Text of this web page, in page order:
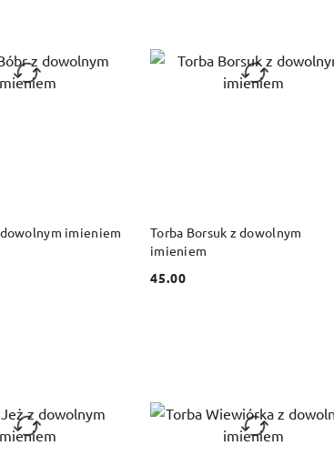
imieniem
DO KOSZYKA
Torba Borsuk z dowolnym
imieniem
Cena:
45.00
DO KOSZYKA